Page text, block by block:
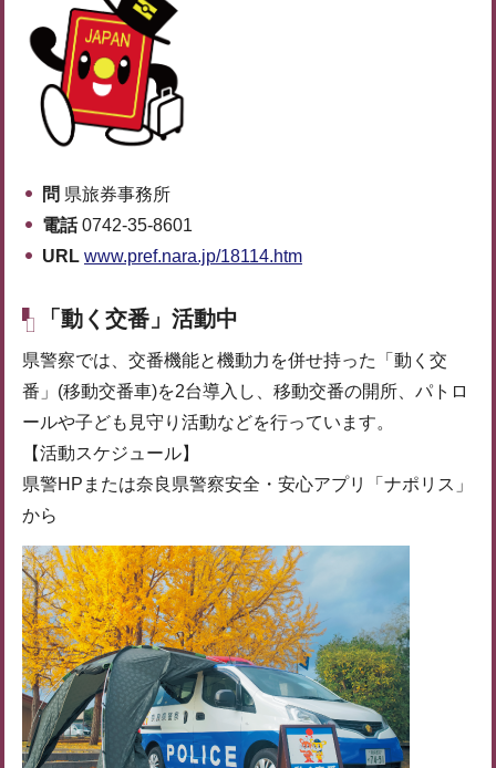
問 県旅券事務所
電話0742-35-8601
URL www.pref.nara.jp/18114.htm
「動く交番」活動中
県警察では、交番機能と機動力を併せ持った「動く交
番」(移動交番車)を2台導入し、移動交番の開所、パトロ
ールや子ども見守り活動などを行っています。
【活動スケジュール】
県警HPまたは奈良県警察安全・安心アプリ「ナポリス」
から